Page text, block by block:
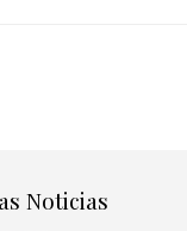
Noticias